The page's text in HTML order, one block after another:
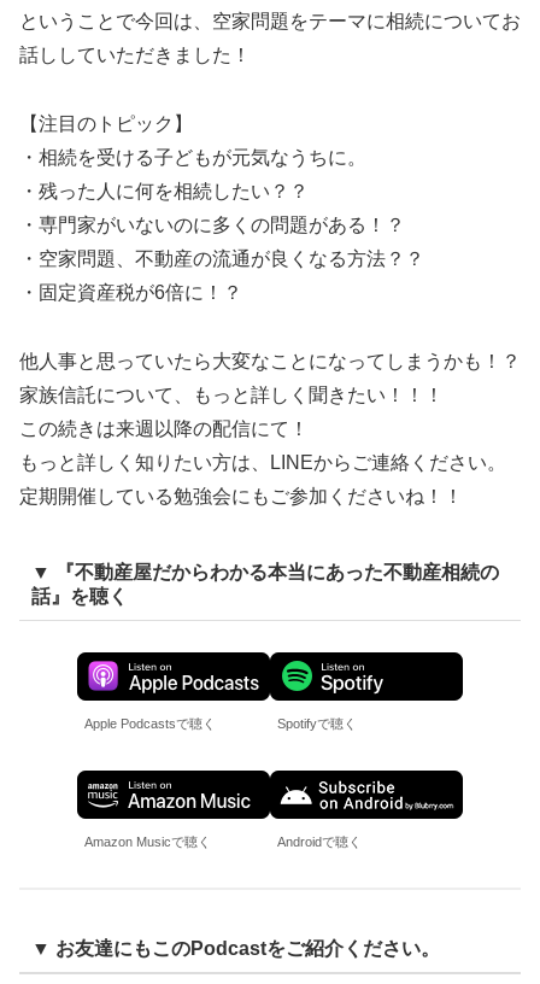
ということで今回は、空家問題をテーマに相続についてお
話ししていただきました！
【注目のトピック】
・相続を受ける子どもが元気なうちに。
・残った人に何を相続したい？？
・専門家がいないのに多くの問題がある！？
・空家問題、不動産の流通が良くなる方法？？
・固定資産税が6倍に！？
他人事と思っていたら大変なことになってしまうかも！？
家族信託について、もっと詳しく聞きたい！！！
この続きは来週以降の配信にて！
もっと詳しく知りたい方は、LINEからご連絡ください。
定期開催している勉強会にもご参加くださいね！！
▼ 『不動産屋だからわかる本当にあった不動産相続の
話』を聴く
Apple Podcastsで聴く Spotifyで聴く
Amazon Musicで聴く Androidで聴く
▼ お友達にもこのPodcastをご紹介ください。